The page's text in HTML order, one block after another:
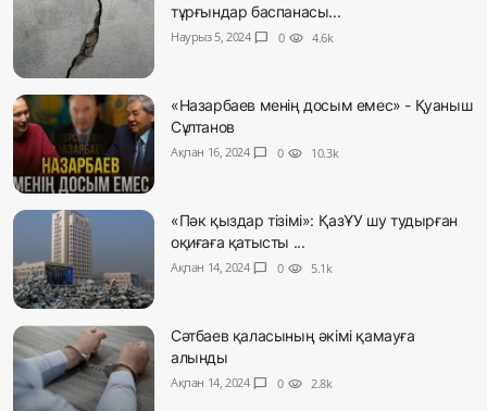
тұрғындар баспанасы...
Наурыз 5, 2024 chat_bubble 0 visibility 4.6k
«Назарбаев менің досым емес» - Қуаныш
Сұлтанов
Ақпан 16, 2024 chat_bubble 0 visibility 10.3k
«Пәк қыздар тізімі»: ҚазҰУ шу тудырған
оқиғаға қатысты ...
Ақпан 14, 2024 chat_bubble 0 visibility 5.1k
Сәтбаев қаласының әкімі қамауға
алынды
Ақпан 14, 2024 chat_bubble 0 visibility 2.8k